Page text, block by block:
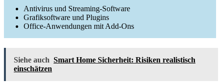
Antivirus und Streaming-Software
Grafiksoftware und Plugins
Office-Anwendungen mit Add-Ons
Siehe auch Smart Home Sicherheit: Risiken realistisch
einschätzen